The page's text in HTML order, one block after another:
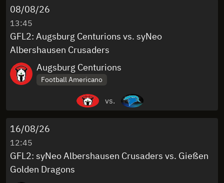
08/08/26
13:45
GFL2: Augsburg Centurions vs. syNeo
Albershausen Crusaders
Augsburg Centurions
Football Americano
vs.
16/08/26
12:45
GFL2: syNeo Albershausen Crusaders vs. Gießen
Golden Dragons